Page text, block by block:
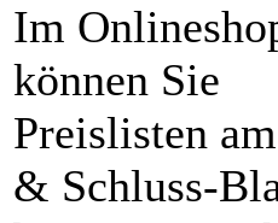
Im
können Sie
Preislisten
& Schluss-